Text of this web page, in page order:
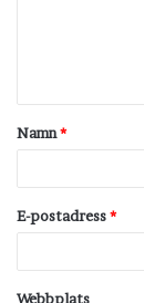
t
a
Namn*
E-postadress*
Webbplats